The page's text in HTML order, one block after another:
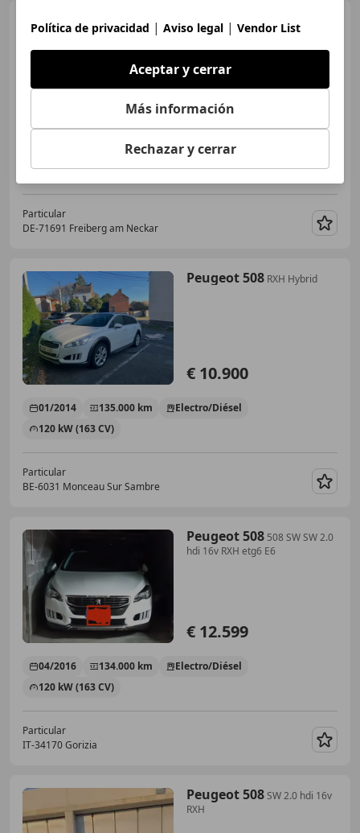
Peugeot 508 508 RXH Hybrid
€ 10.200
103.000 km
Electro/Diésel
120 kW (163 CV)
Particular
DE-71691 Freiberg am Neckar
Peugeot 508 RXH Hybrid
€ 10.900
01/2014 135.000 km
Electro/Diésel
120 kW (163 CV)
Particular
BE-6031 Monceau Sur Sambre
Peugeot 508 508 SW SW 2.0
hdi 16v RXH etg6 E6
€ 12.599
04/2016 134.000 km
Electro/Diésel
120 kW (163 CV)
Particular
IT-34170 Gorizia
Peugeot 508SW 2.0 hdi 16v
RXH
Política de privacidad | Aviso legal | Vendor List
Aceptar y cerrar
Más información
Rechazar y cerrar